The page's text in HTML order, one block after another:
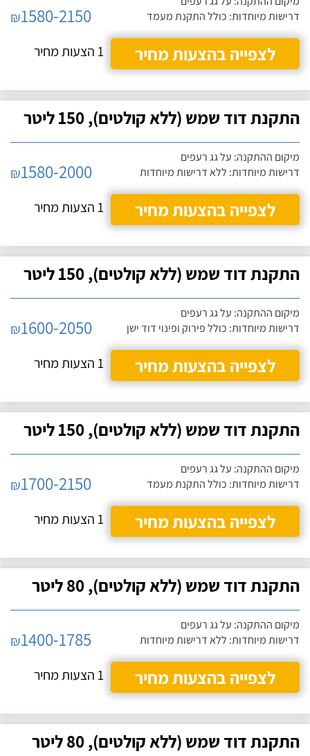
דרישות מיוחדות: כולל התקנת מעמד
₪1580-2150
לצפייה בהצעות מחיר
1 הצעות מחיר
התקנת דוד שמש (ללא קולטים), 150 ליטר
מיקום ההתקנה: על גג רעפים
דרישות מיוחדות: ללא דרישות מיוחדות
₪1580-2000
לצפייה בהצעות מחיר
1 הצעות מחיר
התקנת דוד שמש (ללא קולטים), 150 ליטר
מיקום ההתקנה: על גג רעפים
דרישות מיוחדות: כולל פירוק ופינוי דוד ישן
₪1600-2050
לצפייה בהצעות מחיר
1 הצעות מחיר
התקנת דוד שמש (ללא קולטים), 150 ליטר
מיקום ההתקנה: על גג רעפים
דרישות מיוחדות: כולל התקנת מעמד
₪1700-2150
לצפייה בהצעות מחיר
1 הצעות מחיר
התקנת דוד שמש (ללא קולטים), 80 ליטר
מיקום ההתקנה: על גג רעפים
דרישות מיוחדות: ללא דרישות מיוחדות
₪1400-1785
לצפייה בהצעות מחיר
1 הצעות מחיר
התקנת דוד שמש (ללא קולטים), 80 ליטר